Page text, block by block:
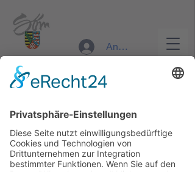
Anmelden
Jetzt andere Veranstaltungen
ansehen
Rettungsdienst Sömmerda
nilstuerpitz@googlemail.com